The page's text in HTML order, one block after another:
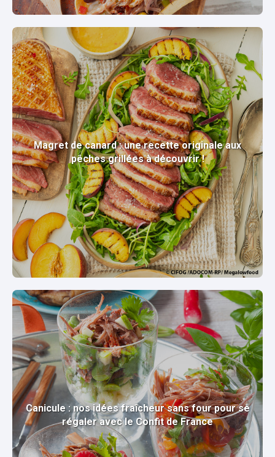
Magret de canard : une recette originale aux
pêches grillées à découvrir !
Canicule : nos idées fraîcheur sans four pour se
régaler avec le Confit de France